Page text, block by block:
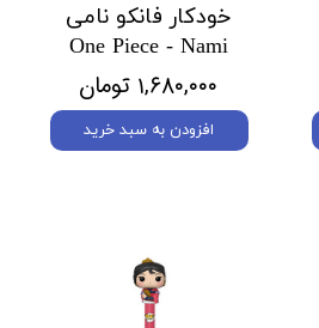
خودکار فانکو نامی
One Piece - Nami
۱,۶۸۰,۰۰۰ تومان
افزودن به سبد خرید